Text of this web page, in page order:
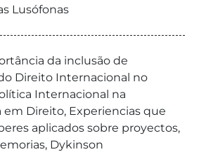
Lusófonas
da inclusão de
Direito Internacional no
Internacional na
em Direito, Experiencias que
aplicados sobre proyectos,
Dykinson